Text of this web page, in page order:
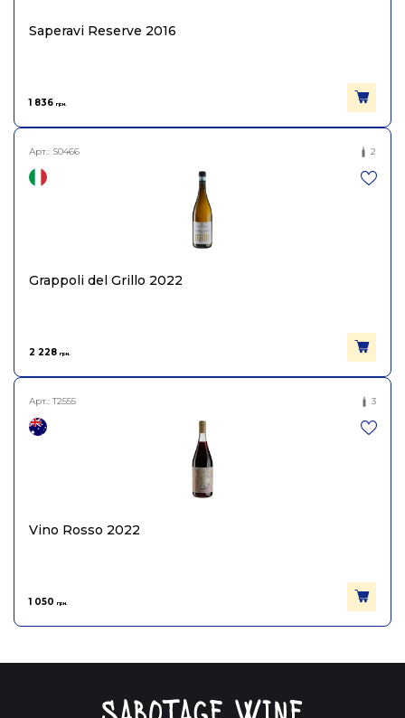
Saperavi Reserve 2016
1 836 грн.
Арт.: S0466 2
Grappoli del Grillo 2022
2 228 грн.
Арт.:T2555 3
Vino Rosso 2022
1 050 грн.